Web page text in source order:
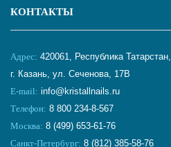
КОНТАКТЫ
Адрес: 420061, Республика Татарстан,
г. Казань, ул. Сеченова, 17В
E-mail: info@kristallnails.ru
Телефон: 8 800 234-8-567
Москва: 8 (499) 653-61-76
Санкт-Петербург: 8 (812) 385-58-76